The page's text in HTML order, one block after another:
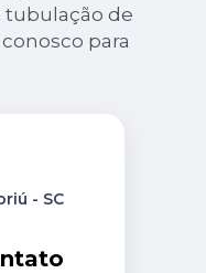
tubulação de
para
- SC